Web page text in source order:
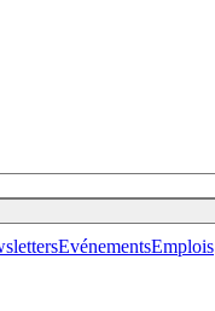
EvénementsEmplois